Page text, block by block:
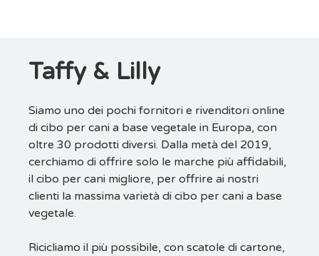
Taffy & Lilly
Siamo uno dei pochi fornitori e rivenditori online
di cibo per cani a base vegetale in Europa, con
oltre 30 prodotti diversi. Dalla metà del 2019,
cerchiamo di offrire solo le marche più affidabili,
il cibo per cani migliore, per offrire ai nostri
clienti la massima varietà di cibo per cani a base
vegetale.
Ricicliamo il più possibile, con scatole di cartone,